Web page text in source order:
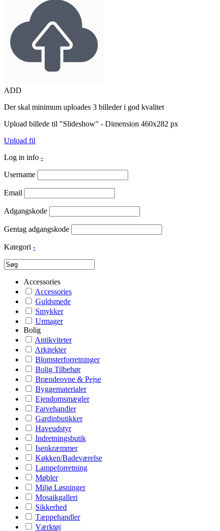
ADD
Der skal minimum uploades 3 billeder i god kvalitet
Upload billede til "Slideshow" - Dimension 460x282 px
Upload fil
Log in info -
Username
Email
Adgangskode
Gentag adgangskode
Kategori -
Accessories
Accessories
Guldsmede
Smykker
Urmager
Bolig
Antikviteter
Arkitekter
Blomsterforretninger
Bolig Tilbehør
Brændeovne & Pejse
Byggematerialer
Ejendomsmægler
Farvehandler
Gardinbutikker
Haveudstyr
Indretningsbutik
Isenkræmmer
Køkken/Badeværelse
Lampeforretning
Møbler
Miljø Løsninger
Mosaikgalleri
Sikkerhed
Tæppehandler
Værktøj